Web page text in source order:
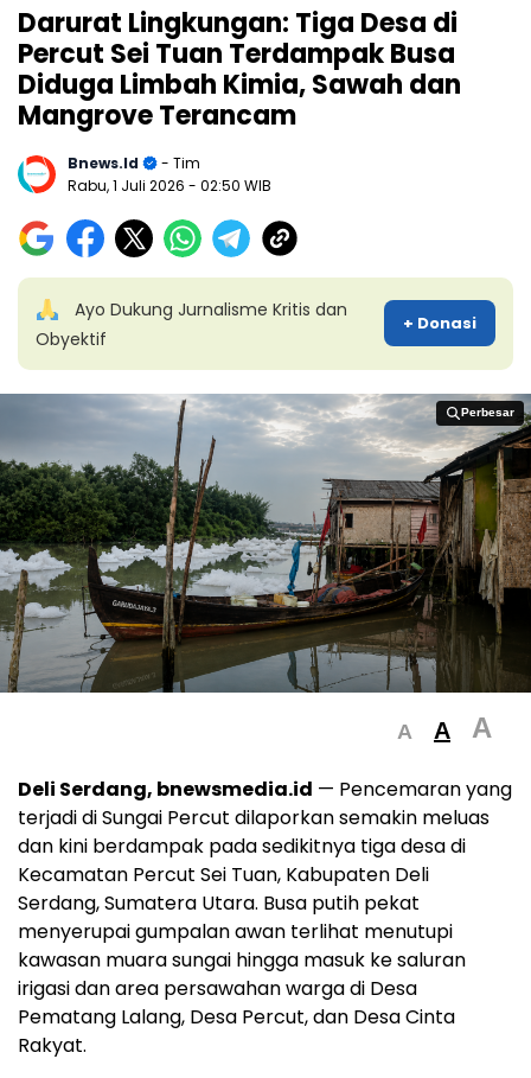
Darurat Lingkungan: Tiga Desa di
Percut Sei Tuan Terdampak Busa
Diduga Limbah Kimia, Sawah dan
Mangrove Terancam
Bnews.id
- Tim
Rabu, 1 Juli 2026 - 02:50 WIB
Ayo Dukung Jurnalisme Kritis dan
Obyektif
+ Donasi
Perbesar
Perbesar
A A A
Deli Serdang, bnewsmedia.id — Pencemaran yang
terjadi di Sungai Percut dilaporkan semakin meluas
dan kini berdampak pada sedikitnya tiga desa di
Kecamatan Percut Sei Tuan, Kabupaten Deli
Serdang, Sumatera Utara. Busa putih pekat
menyerupai gumpalan awan terlihat menutupi
kawasan muara sungai hingga masuk ke saluran
irigasi dan area persawahan warga di Desa
Pematang Lalang, Desa Percut, dan Desa Cinta
Rakyat.